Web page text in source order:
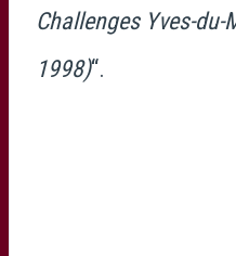
Challenges Yves-
1998)“.